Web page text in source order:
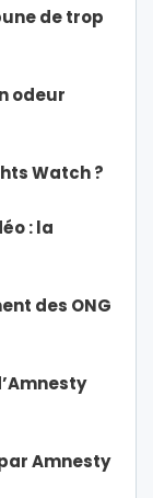
de trop
odeur
Watch ?
: la
des ONG
Amnesty